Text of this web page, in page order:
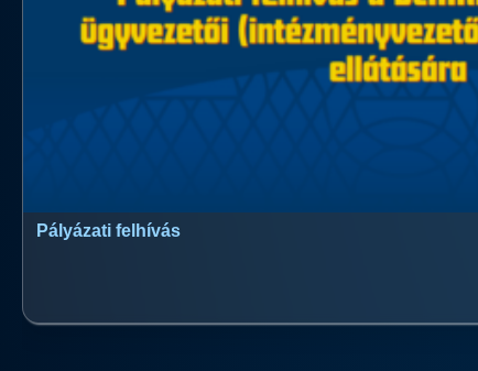
Pályázati felhívás